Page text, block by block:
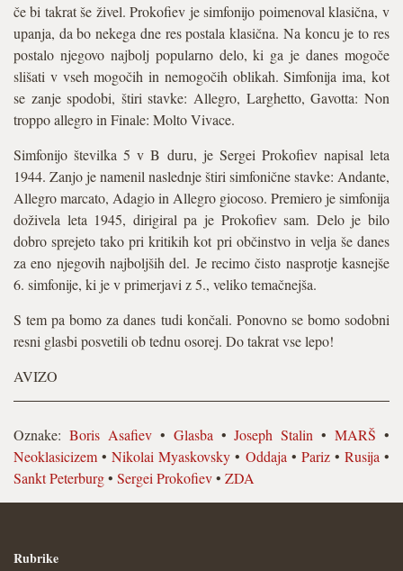
če bi takrat še živel. Prokofiev je simfonijo poimenoval klasična, v
upanja, da bo nekega dne res postala klasična. Na koncu je to res
postalo njegovo najbolj popularno delo, ki ga je danes mogoče
slišati v vseh mogočih in nemogočih oblikah. Simfonija ima, kot
se zanje spodobi, štiri stavke: Allegro, Larghetto, Gavotta: Non
troppo allegro in Finale: Molto Vivace.
Simfonijo številka 5 v B duru, je Sergei Prokofiev napisal leta
1944. Zanjo je namenil naslednje štiri simfonične stavke: Andante,
Allegro marcato, Adagio in Allegro giocoso. Premiero je simfonija
doživela leta 1945, dirigiral pa je Prokofiev sam. Delo je bilo
dobro sprejeto tako pri kritikih kot pri občinstvo in velja še danes
za eno njegovih najboljših del. Je recimo čisto nasprotje kasnejše
6. simfonije, ki je v primerjavi z 5., veliko temačnejša.
S tem pa bomo za danes tudi končali. Ponovno se bomo sodobni
resni glasbi posvetili ob tednu osorej. Do takrat vse lepo!
AVIZO
Oznake: Boris Asafiev• Glasba •Joseph Stalin •MARŠ •
Neoklasicizem •Nikolai Myaskovsky • Oddaja • Pariz• Rusija •
Sankt Peterburg• Sergei Prokofiev• ZDA
Rubrike